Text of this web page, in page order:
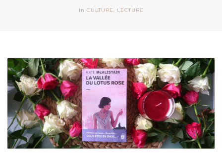
In CULTURE, LECTURE